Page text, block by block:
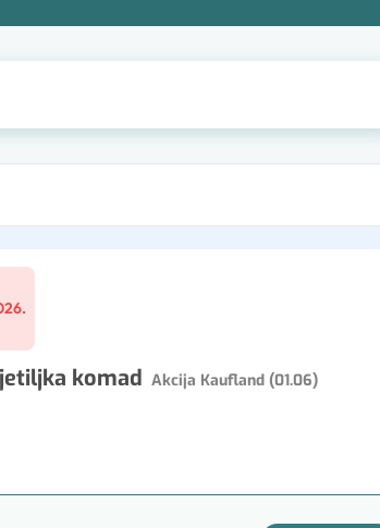
komad Akcija Kaufland (01.06)